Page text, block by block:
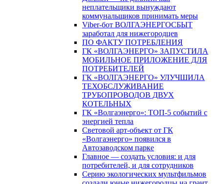
неплательщики вынуждают
коммунальщиков принимать меры
Viber-бот ВОЛГАЭНЕРГОСБЫТ
заработал для нижегородцев
ПО ФАКТУ ПОТРЕБЛЕНИЯ
ГК «ВОЛГАЭНЕРГО» ЗАПУСТИЛА
МОБИЛЬНОЕ ПРИЛОЖЕНИЕ ДЛЯ
ПОТРЕБИТЕЛЕЙ
ГК «ВОЛГАЭНЕРГО» УЛУЧШИЛА
ТЕХОБСЛУЖИВАНИЕ
ТРУБОПРОВОДОВ ДВУХ
КОТЕЛЬНЫХ
ГК «Волгаэнерго»: ТОП-5 событий с
энергией тепла
Световой арт-объект от ГК
«Волгаэнерго» появился в
Автозаводском парке
Главное — создать условия: и для
потребителей, и для сотрудников
Серию экологических мультфильмов